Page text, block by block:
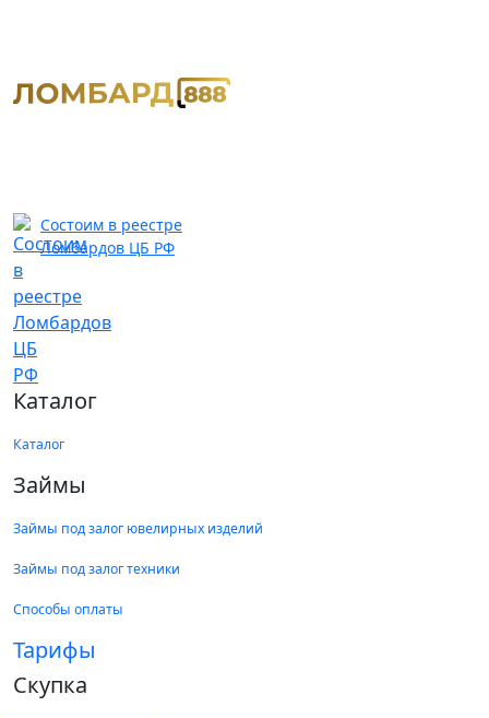
Состоим в реестре
Ломбардов ЦБ РФ
Каталог
Каталог
Займы
Займы под залог ювелирных изделий
Займы под залог техники
Способы оплаты
Тарифы
Скупка